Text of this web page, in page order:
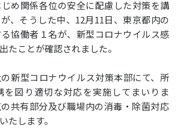
め関係各位の安全に配慮した対策を講
、そうした中、12月11日、東京都内の
協働者１名が、新型コロナウイルス感
たことが確認されました。
新型コロナウイルス対策本部にて、所
を図り適切な対応を実施してまいりま
共有部分及び職場内の消毒・除菌対応
たします。